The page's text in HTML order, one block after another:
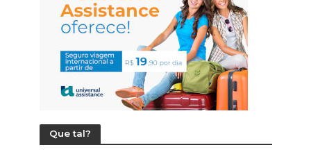
Que tal?